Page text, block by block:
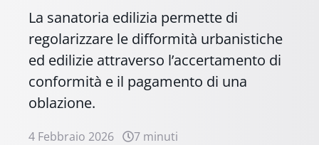
La sanatoria edilizia permette di
regolarizzare le difformità urbanistiche
ed edilizie attraverso l’accertamento di
conformità e il pagamento di una
oblazione.
4 Febbraio 2026 7 minuti